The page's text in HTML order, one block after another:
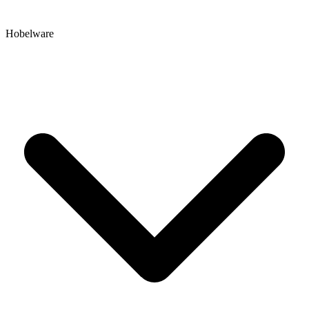
Hobelware